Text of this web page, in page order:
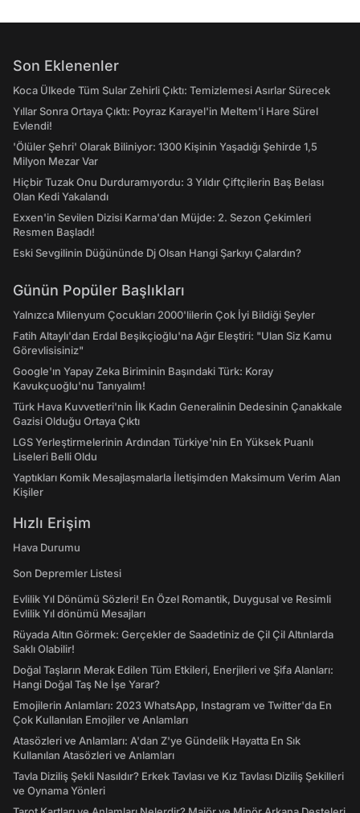
Son Eklenenler
Koca Ülkede Tüm Sular Zehirli Çıktı: Temizlemesi Asırlar Sürecek
Yıllar Sonra Ortaya Çıktı: Poyraz Karayel'in Meltem'i Hare Sürel
Evlendi!
'Ölüler Şehri' Olarak Biliniyor: 1300 Kişinin Yaşadığı Şehirde 1,5
Milyon Mezar Var
Hiçbir Tuzak Onu Durduramıyordu: 3 Yıldır Çiftçilerin Baş Belası
Olan Kedi Yakalandı
Exxen'in Sevilen Dizisi Karma'dan Müjde: 2. Sezon Çekimleri
Resmen Başladı!
Eski Sevgilinin Düğününde Dj Olsan Hangi Şarkıyı Çalardın?
Günün Popüler Başlıkları
Yalnızca Milenyum Çocukları 2000'lilerin Çok İyi Bildiği Şeyler
Fatih Altaylı'dan Erdal Beşikçioğlu'na Ağır Eleştiri: "Ulan Siz Kamu
Görevlisisiniz"
Google'ın Yapay Zeka Biriminin Başındaki Türk: Koray
Kavukçuoğlu'nu Tanıyalım!
Türk Hava Kuvvetleri'nin İlk Kadın Generalinin Dedesinin Çanakkale
Gazisi Olduğu Ortaya Çıktı
LGS Yerleştirmelerinin Ardından Türkiye'nin En Yüksek Puanlı
Liseleri Belli Oldu
Yaptıkları Komik Mesajlaşmalarla İletişimden Maksimum Verim Alan
Kişiler
Hızlı Erişim
Hava Durumu
Son Depremler Listesi
Evlilik Yıl Dönümü Sözleri! En Özel Romantik, Duygusal ve Resimli
Evlilik Yıl dönümü Mesajları
Rüyada Altın Görmek: Gerçekler de Saadetiniz de Çil Çil Altınlarda
Saklı Olabilir!
Doğal Taşların Merak Edilen Tüm Etkileri, Enerjileri ve Şifa Alanları:
Hangi Doğal Taş Ne İşe Yarar?
Emojilerin Anlamları: 2023 WhatsApp, Instagram ve Twitter'da En
Çok Kullanılan Emojiler ve Anlamları
Atasözleri ve Anlamları: A'dan Z'ye Gündelik Hayatta En Sık
Kullanılan Atasözleri ve Anlamları
Tavla Diziliş Şekli Nasıldır? Erkek Tavlası ve Kız Tavlası Diziliş Şekilleri
ve Oynama Yönleri